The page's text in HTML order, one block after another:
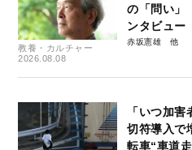
教養・カルチャー
2026.08.08
の「問い」
ンタビュー
赤坂憲雄
「いつ加
切符導入で
転車“車道